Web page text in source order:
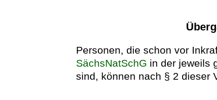
Personen, die schon vor
SächsNatSchG in der jeweils
sind, können nach § 2 dieser